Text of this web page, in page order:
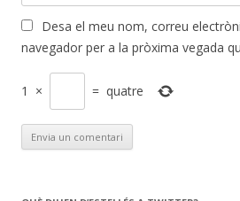
Desa el meu nom, correu
navegador per a la pròxima vegada
1 × = quatre